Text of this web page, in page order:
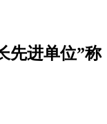
先进单位”称